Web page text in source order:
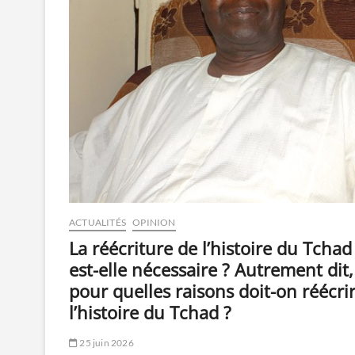
ACTUALITÉS OPINION
La réécriture de l’histoire du Tchad
est-elle nécessaire ? Autrement dit,
pour quelles raisons doit-on
l’histoire du Tchad ?
25 juin 2026